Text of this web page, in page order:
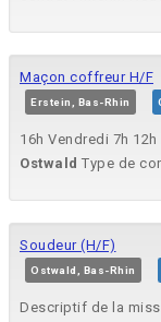
Maçon coffreur H/F
Erstein, Bas-Rhin
16h Vendredi 7h
Ostwald Type de
Soudeur (H/F)
Ostwald, Bas-Rhin
Descriptif de la